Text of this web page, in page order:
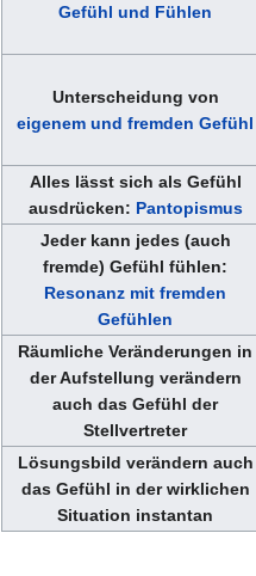
Gefühl und Fühlen
Unterscheidung von
eigenem und fremden Gefühl
Alles lässt sich als Gefühl
ausdrücken: Pantopismus
Jeder kann jedes (auch
fremde) Gefühl fühlen:
Resonanz mit fremden
Gefühlen
Räumliche Veränderungen in
der Aufstellung verändern
auch das Gefühl der
Stellvertreter
Lösungsbild verändern auch
das Gefühl in der wirklichen
Situation instantan